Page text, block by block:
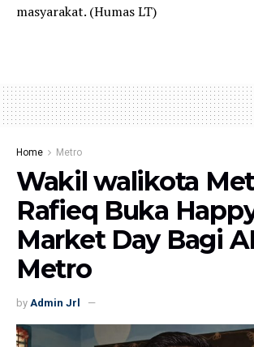
masyarakat. (Humas LT)
Home Metro
Wakil walikota
Rafieq Buka
Market Day Bagi
Metro
by Admin Jrl